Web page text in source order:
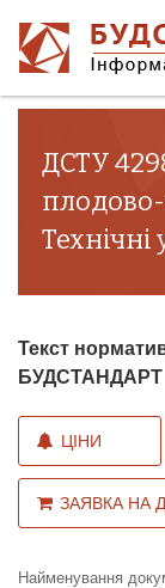
ДСТУ
плодово-
Текст
БУДСТАНДАРТ
ЦІНИ
ЗАЯВКА НА
Найменування